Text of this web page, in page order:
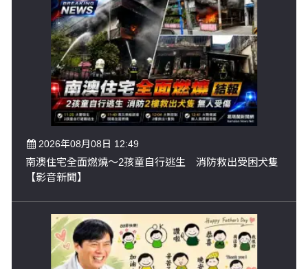
2026年08月08日 12:49
南澳住宅全面燃燒～2孩童自行逃生 消防救出受困犬隻
【影音新聞】